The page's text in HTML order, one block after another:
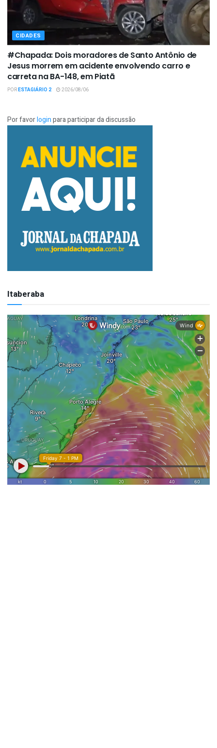
CIDADES
#Chapada: Dois moradores de Santo Antônio de
Jesus morrem em acidente envolvendo carro e
carreta na BA-148, em Piatã
PORESTAGIÁRIO 2 2026/08/06
Por favorloginpara participar da discussão
Itaberaba